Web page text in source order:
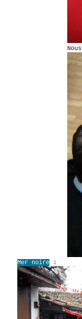
Nous nous
Mer noire :